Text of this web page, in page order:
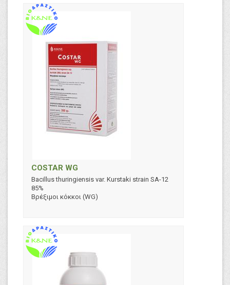
COSTAR WG
Bacillus thuringiensis var. Kurstaki strain SA-12
85%
Βρέξιμοι κόκκοι (WG)